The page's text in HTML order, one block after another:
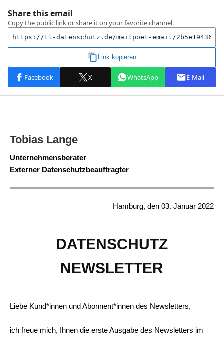
Tobias Lange
Unternehmensberater
Externer Datenschutzbeauftragter
Hamburg, den 03. Januar 2022
DATENSCHUTZ
NEWSLETTER
Liebe Kund*innen und Abonnent*innen des Newsletters,
ich freue mich, Ihnen die erste Ausgabe des Newsletters im